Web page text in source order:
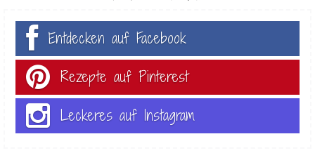
Entdecken auf Facebook
Rezepte auf Pinterest
Leckeres auf Instagram